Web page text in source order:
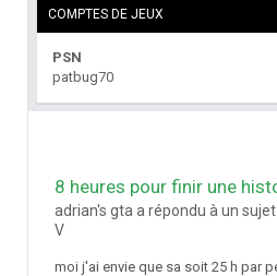
COMPTES DE JEUX
PSN
patbug70
8 heures pour finir une
adrian's gta a répondu à un
V
moi j'ai envie que sa soit 25 h par